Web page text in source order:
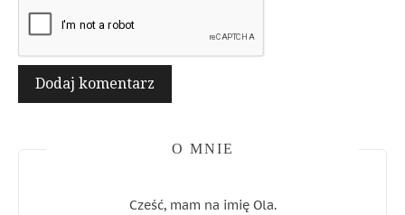
O MNIE
Cześć, mam na imię Ola.